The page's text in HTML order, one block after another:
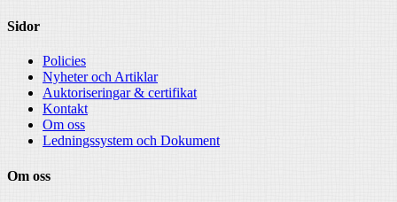
Sidor
Policies
Nyheter och Artiklar
Auktoriseringar & certifikat
Kontakt
Om oss
Ledningssystem och Dokument
Om oss